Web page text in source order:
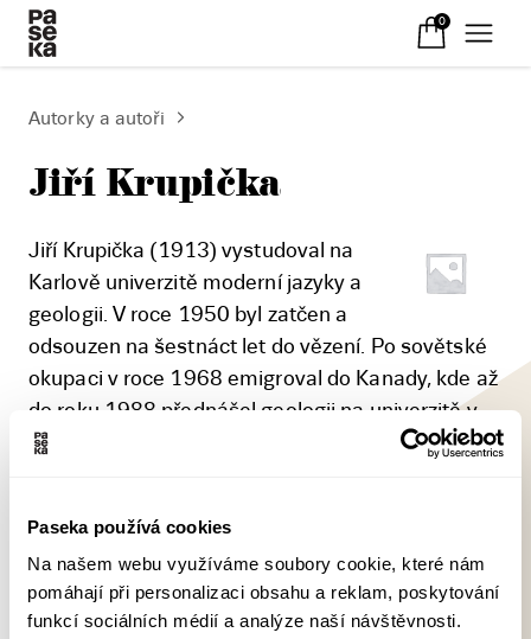
Paseka používá cookies
Na našem webu využíváme soubory cookie, které nám
pomáhají při personalizaci obsahu a reklam, poskytování
funkcí sociálních médií a analýze naší návštěvnosti.
0
Autorky a autoři
Jiří Krupička
Jiří Krupička (1913) vystudoval na
Karlově univerzitě moderní jazyky a
geologii. V roce 1950 byl zatčen a
odsouzen na šestnáct let do vězení. Po sovětské
okupaci v roce 1968 emigroval do Kanady, kde až
do roku 1988 přednášel geologii na univerzitě v
Edmontonu. V lednu 2000 mu byla udělena cena
civilizace a Zkouška dospělosti. Dále vydal knížky
Stará pevnost. a Rozmanitost života.